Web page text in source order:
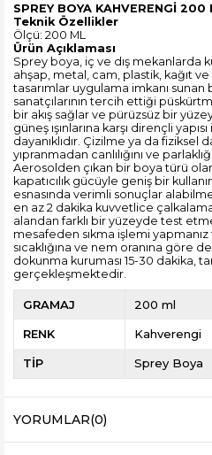
SPREY BOYA KAHVERENGİ 200
Teknik Özellikler
Ölçü: 200 ML
Ürün Açıklaması
Sprey boya, iç ve dış mekanlarda
ahşap, metal, cam, plastik, kağıt
tasarımlar uygulama imkanı sunan
sanatçılarının tercih ettiği
bir akış sağlar ve pürüzsüz bir
güneş ışınlarına karşı dirençli
dayanıklıdır. Çizilme ya da fiziksel
yıpranmadan canlılığını ve
Aerosolden çıkan bir boya türü
kapatıcılık gücüyle geniş bir
esnasında verimli sonuçlar
en az 2 dakika kuvvetlice
alandan farklı bir yüzeyde test
mesafeden sıkma işlemi
sıcaklığına ve nem oranına göre
dokunma kuruması 15-30 dakika,
gerçekleşmektedir.
GRAMAJ 200 ml
RENK Kahverengi
TİP Sprey Boya
YORUMLAR(0)